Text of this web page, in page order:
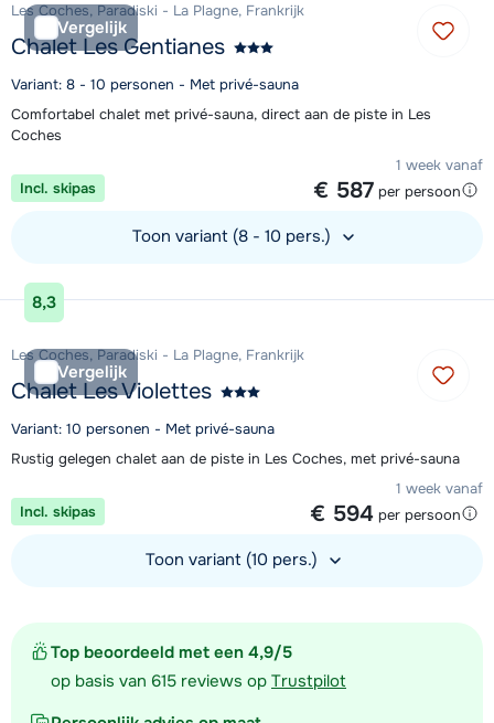
Top beoordeeld met een 4,9/5
op basis van 615 reviews op Trustpilot
Vergelijk
Les Coches, Paradiski - La Plagne, Frankrijk
Chalet Les Gentianes
Variant: 8 - 10 personen - Met privé-sauna
Comfortabel chalet met privé-sauna, direct aan de piste in Les
Coches
1 week vanaf
€ 587 per persoon
Incl. skipas
Toon variant (8 - 10 pers.)
Bekijk accommodatie
8,3
Vergelijk
Les Coches, Paradiski - La Plagne, Frankrijk
Chalet Les Violettes
Variant: 10 personen - Met privé-sauna
Rustig gelegen chalet aan de piste in Les Coches, met privé-sauna
1 week vanaf
€ 594 per persoon
Incl. skipas
Toon variant (10 pers.)